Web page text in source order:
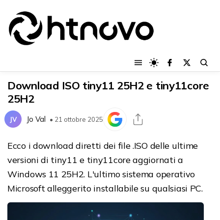
Download ISO tiny11 25H2 e tiny11core
25H2
JV Jo Val • 21 ottobre 2025
Ecco i download diretti dei file .ISO delle ultime
versioni di tiny11 e tiny11core aggiornati a
Windows 11 25H2. L'ultimo sistema operativo
Microsoft alleggerito installabile su qualsiasi PC.